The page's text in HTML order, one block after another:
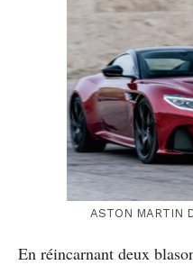
ASTON MARTIN
En réincarnant deux